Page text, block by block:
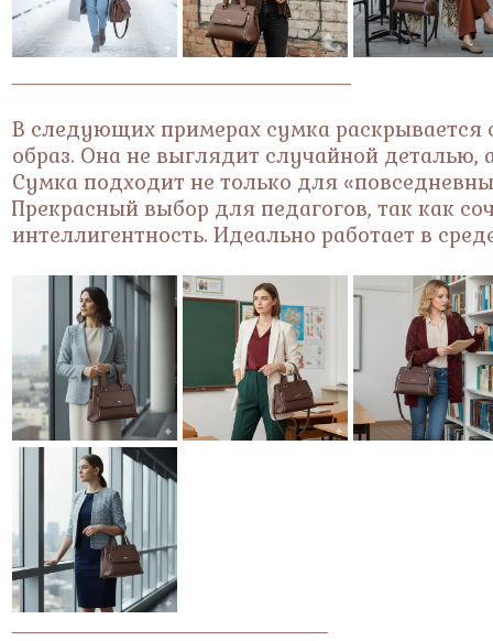
____________________________________________
В следующих примерах сумка
образ. Она не выглядит случайной деталью,
Сумка подходит не только для
Прекрасный выбор для педагогов, так как
интеллигентность. Идеально работает в
_________________________________________